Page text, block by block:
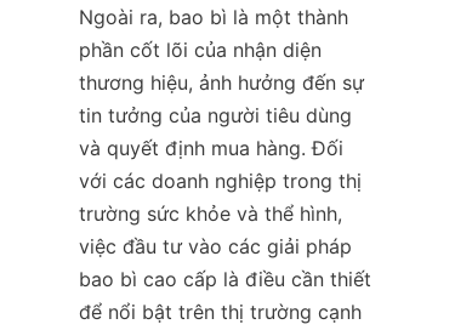
Ngoài ra, bao bì là một thành
phần cốt lõi của nhận diện
thương hiệu, ảnh hưởng đến sự
tin tưởng của người tiêu dùng
và quyết định mua hàng. Đối
với các doanh nghiệp trong thị
trường sức khỏe và thể hình,
việc đầu tư vào các giải pháp
bao bì cao cấp là điều cần thiết
để nổi bật trên thị trường cạnh